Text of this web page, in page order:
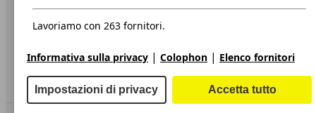
Privacy
Dichiarazione di Accessibilità
Servizi
Area rivenditori
Lavoriamo con 263 fornitori.
Informativa sulla privacy | Colophon | Elenco fornitori
Impostazioni di privacy Accetta tutto